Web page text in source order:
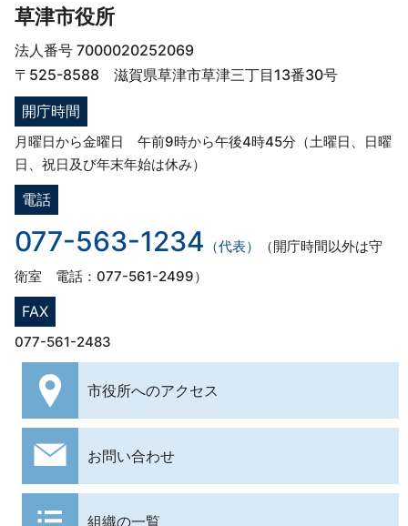
草津市役所
法人番号 7000020252069
〒525-8588 滋賀県草津市草津三丁目13番30号
開庁時間
月曜日から金曜日 午前9時から午後4時45分（土曜日、日曜
日、祝日及び年末年始は休み）
電話
077-563-1234 （代表）
（開庁時間以外は守
衛室 電話：077-561-2499）
FAX
077-561-2483
市役所へのアクセス
お問い合わせ
組織の一覧